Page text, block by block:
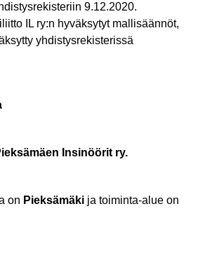
9.12.2020.
IL ry:n hyväksytyt mallisäännöt,
yhdistysrekisterissä
Insinöörit ry.
on Pieksämäki ja toiminta-alue on